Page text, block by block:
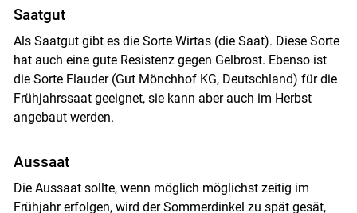
Saatgut
Als Saatgut gibt es die Sorte Wirtas (die Saat). Diese Sorte
hat auch eine gute Resistenz gegen Gelbrost. Ebenso ist
die Sorte Flauder (Gut Mönchhof KG, Deutschland) für die
Frühjahrssaat geeignet, sie kann aber auch im Herbst
angebaut werden.
Aussaat
Die Aussaat sollte, wenn möglich möglichst zeitig im
Frühjahr erfolgen, wird der Sommerdinkel zu spät gesät,